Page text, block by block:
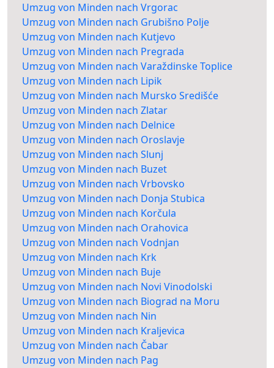
Umzug von Minden nach Vrgorac
Umzug von Minden nach Grubišno Polje
Umzug von Minden nach Kutjevo
Umzug von Minden nach Pregrada
Umzug von Minden nach Varaždinske Toplice
Umzug von Minden nach Lipik
Umzug von Minden nach Mursko Središće
Umzug von Minden nach Zlatar
Umzug von Minden nach Delnice
Umzug von Minden nach Oroslavje
Umzug von Minden nach Slunj
Umzug von Minden nach Buzet
Umzug von Minden nach Vrbovsko
Umzug von Minden nach Donja Stubica
Umzug von Minden nach Korčula
Umzug von Minden nach Orahovica
Umzug von Minden nach Vodnjan
Umzug von Minden nach Krk
Umzug von Minden nach Buje
Umzug von Minden nach Novi Vinodolski
Umzug von Minden nach Biograd na Moru
Umzug von Minden nach Nin
Umzug von Minden nach Kraljevica
Umzug von Minden nach Čabar
Umzug von Minden nach Pag